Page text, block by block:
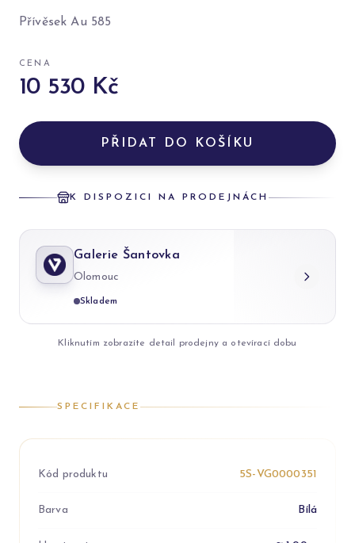
Přívěsek Au 585
CENA
10 530 Kč
PŘIDAT DO KOŠÍKU
K DISPOZICI NA PRODEJNÁCH
Galerie Šantovka
Olomouc
Skladem
Kliknutím zobrazíte detail prodejny a otevírací dobu
SPECIFIKACE
Kód produktu 5S-VG0000351
Barva Bílá